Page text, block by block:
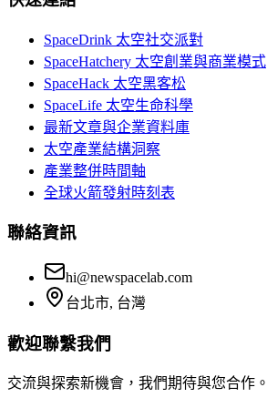
SpaceDrink 太空社交派對
SpaceHatchery 太空創業與商業模式
SpaceHack 太空黑客松
SpaceLife 太空生命科學
最新文章與企業資料庫
太空產業結構洞察
產業整併時間軸
全球火箭發射時刻表
聯絡資訊
hi@newspacelab.com
台北市, 台灣
歡迎聯繫我們
交流與探索新機會，我們期待與您合作。